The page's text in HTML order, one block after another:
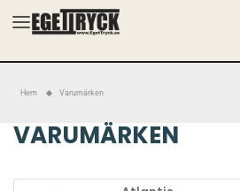
Hem Varumärken
VARUMÄRKEN